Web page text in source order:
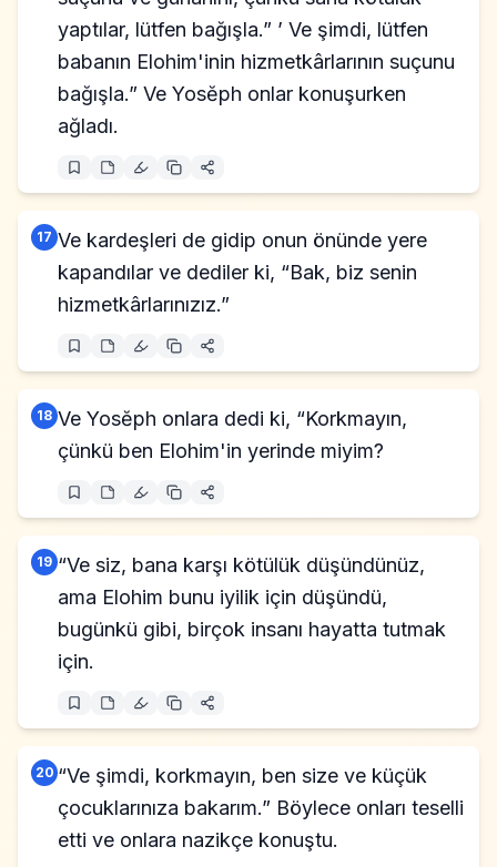
yaptılar, lütfen bağışla.” ’ Ve şimdi, lütfen
babanın Elohim'inin hizmetkârlarının suçunu
bağışla.” Ve Yosĕph onlar konuşurken
ağladı.
17 Ve kardeşleri de gidip onun önünde yere
kapandılar ve dediler ki, “Bak, biz senin
hizmetkârlarınızız.”
18 Ve Yosĕph onlara dedi ki, “Korkmayın,
çünkü ben Elohim'in yerinde miyim?
19 “Ve siz, bana karşı kötülük düşündünüz,
ama Elohim bunu iyilik için düşündü,
bugünkü gibi, birçok insanı hayatta tutmak
için.
20 “Ve şimdi, korkmayın, ben size ve küçük
çocuklarınıza bakarım.” Böylece onları teselli
etti ve onlara nazikçe konuştu.